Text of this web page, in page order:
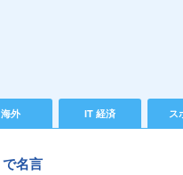
海外 IT 経済 ス
名言